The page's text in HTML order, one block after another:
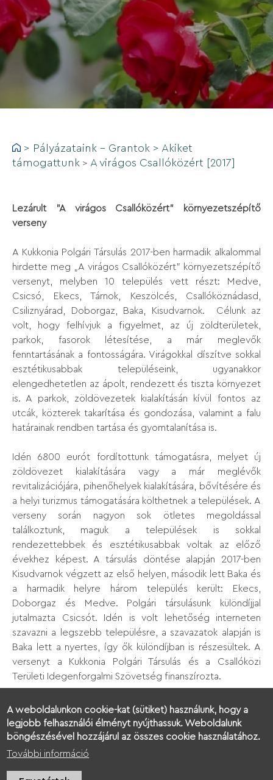
> Pályázataink - Grantok > Akiket
támogattunk > A virágos Csallóközért [2017]
Lezárult ”A virágos Csallóközért” környezetszépítő
verseny
A Kukkonia Polgári Társulás 2017-ben harmadik alkalommal
hirdette meg „A virágos Csallóközért” környezetszépítő
versenyt, melyben 10 település vett részt: Medve,
Csicsó, Ekecs, Tárnok, Keszölcés, Csallóköznádasd,
Csiliznyárad, Doborgaz, Baka, Kisudvarnok. Célunk az
volt, hogy felhívjuk a figyelmet, az új zöldterületek,
parkok, fasorok létesítése, a már meglevők
fenntartásának a fontosságára. Virágokkal díszítve sokkal
esztétikusabbak településeink, ugyanakkor
elengedhetetlen az ápolt, rendezett és tiszta környezet
is. A parkok, zöldövezetek kialakításán kívül fontos az
utcák, közterek takarítása és gondozása, valamint a falu
határainak rendben tartása és gyomtalanítása is.
Idén 6800 eurót fordítottunk támogatásra, melyet új
zöldövezet kialakítására vagy a már meglévők
revitalizációjára, pihenőhelyek kialakítására, bővítésére és
a helyi turizmus támogatására költhetnek a települések. A
verseny során nagyon sok ötletes megoldással
találkoztunk, maguk a települések is sokkal
rendezettebbek és esztétikusabbak voltak az előző
évekhez képest. A társulás döntése alapján 2017-ben
Kisudvarnok végzett az első helyen, második lett Baka és
a harmadik helyre három település került: Ekecs,
Doborgaz és Medve. Polgári társulásunk különdíjjal
jutalmazta Csicsót. Idén is volt lehetőség interneten
szavazni a legszebb településre, a szavazatok alapján is
Baka lett a nyertes, így ők különdíjban is részesültek. A
versenyt a Kukkonia Polgári Társulás és a Csallóközi
Területi Idegenforgalmi Szövetség finanszírozta.
AKIKET TÁMOGATTUNK
A weboldalunkon cookie-kat (sütiket) használunk, hogy a
legjobb felhasználói élményt nyújthassuk. Weboldalunk
böngészésével hozzájárul az összes cookie használatához.
További információ